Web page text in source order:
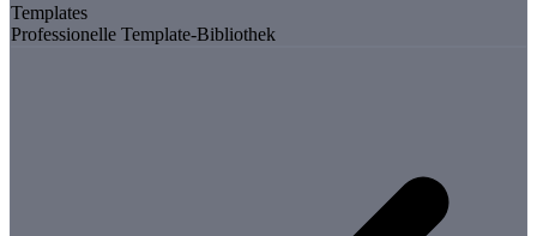
Templates
Professionelle Template-Bibliothek